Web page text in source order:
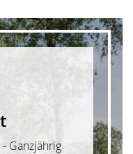
Ganzjährig